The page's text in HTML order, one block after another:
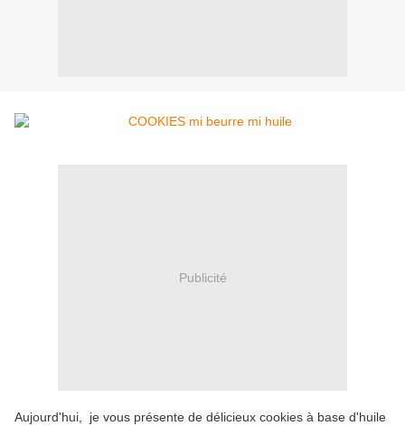
Publicité
Aujourd'hui, je vous présente de délicieux cookies à base d'huile